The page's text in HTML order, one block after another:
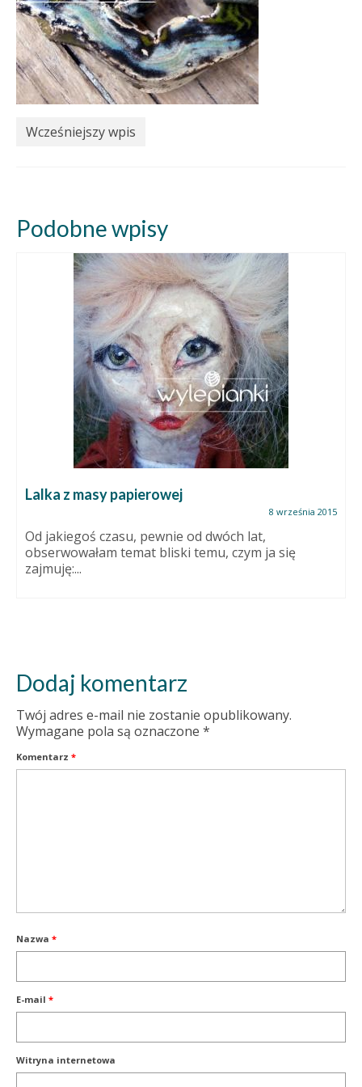
Wcześniejszy wpis
Podobne wpisy
Lalka z masy papierowej
8 września 2015
Od jakiegoś czasu, pewnie od dwóch lat,
obserwowałam temat bliski temu, czym ja się
zajmuję:...
Dodaj komentarz
Twój adres e-mail nie zostanie opublikowany.
Wymagane pola są oznaczone *
Komentarz *
Nazwa *
E-mail *
Witryna internetowa